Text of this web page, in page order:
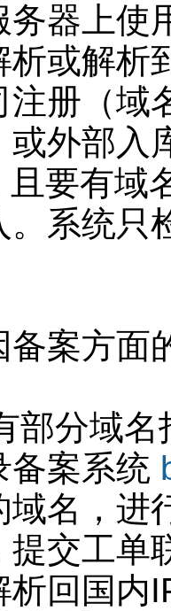
务器上使
析或解析
注册（域
或外部入
要有域
。系统只
备案方面
部分域
备案系统
域名，进
提交工单
析回国内